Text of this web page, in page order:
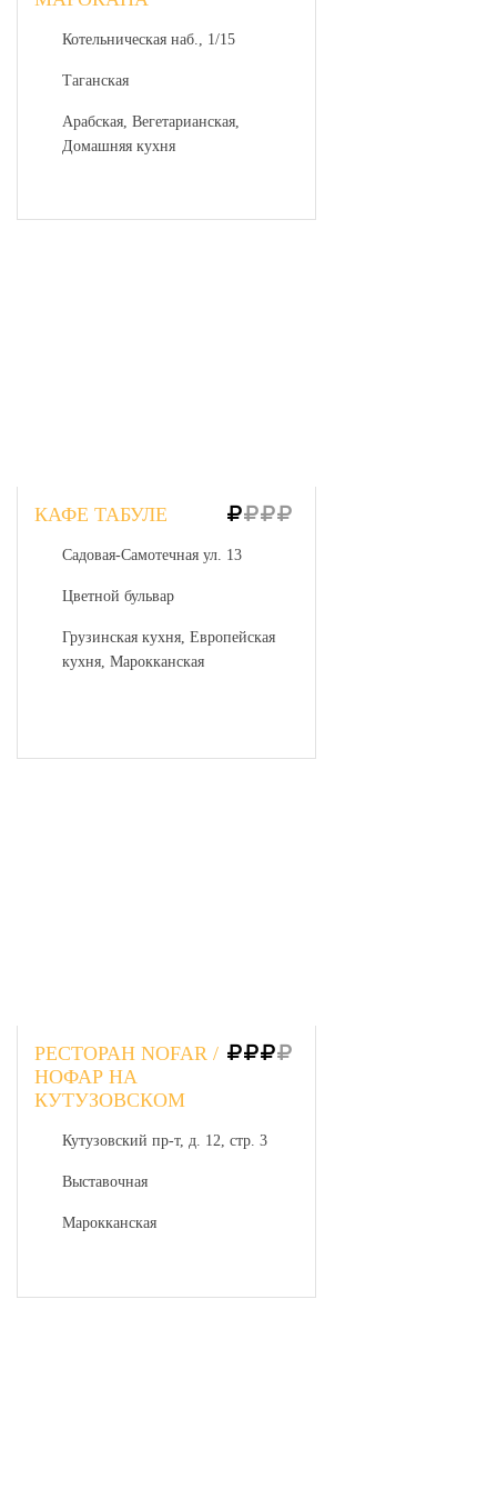
Котельническая наб., 1/15
Таганская
Арабская, Вегетарианская,
Домашняя кухня
КАФЕ ТАБУЛЕ
Садовая-Самотечная ул. 13
Цветной бульвар
Грузинская кухня, Европейская
кухня, Марокканская
РЕСТОРАН NOFAR /
НОФАР НА
КУТУЗОВСКОМ
Кутузовский пр-т, д. 12, стр. 3
Выставочная
Марокканская